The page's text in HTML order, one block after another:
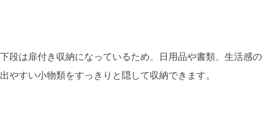
下段は扉付き収納になっているため、日用品や書類、生活感の
出やすい小物類をすっきりと隠して収納できます。